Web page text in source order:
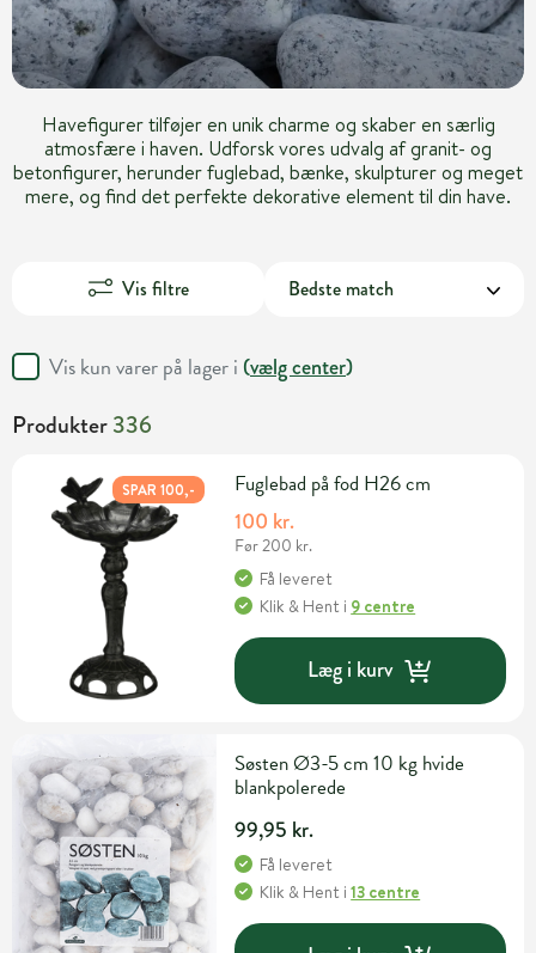
Havefigurer tilføjer en unik charme og skaber en særlig
atmosfære i haven. Udforsk vores udvalg af granit- og
betonfigurer, herunder fuglebad, bænke, skulpturer og meget
mere, og find det perfekte dekorative element til din have.
Vis filtre
Vis kun varer på lager i (vælg center)
Produkter336
SPAR 100,- Fuglebad på fod H26 cm
100 kr.
Før 200 kr.
Få leveret
Klik & Hent i 9 centre
Læg i kurv
Søsten Ø3-5 cm 10 kg hvide
blankpolerede
99,95 kr.
Få leveret
Klik & Hent i13 centre